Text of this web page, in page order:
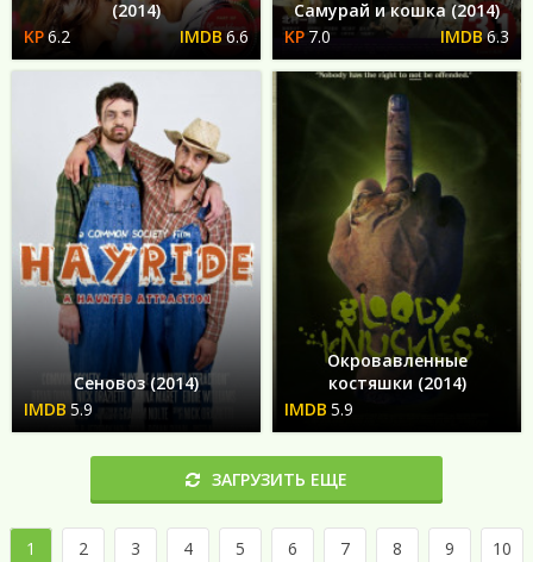
(2014)
6.2
6.6
Самурай и кошка (2014)
7.0
6.3
Сеновоз (2014)
5.9
Окровавленные
костяшки (2014)
5.9
ЗАГРУЗИТЬ ЕЩЕ
1 2 3 4 5 6 7 8 9 10